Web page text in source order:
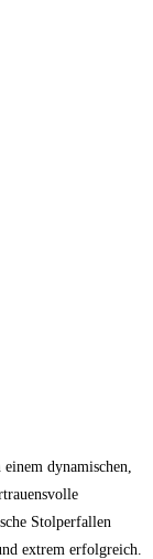
dynamischen,
Stolperfallen
extrem erfolgreich.